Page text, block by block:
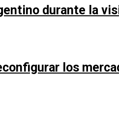
durante la
los